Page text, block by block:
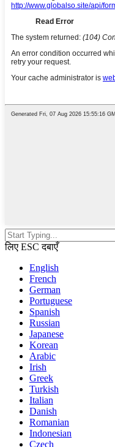
लिए ESC दबाएँ
English
French
German
Portuguese
Spanish
Russian
Japanese
Korean
Arabic
Irish
Greek
Turkish
Italian
Danish
Romanian
Indonesian
Czech